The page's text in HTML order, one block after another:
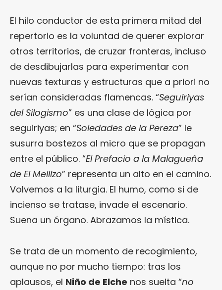
El hilo conductor de esta primera mitad del
repertorio es la voluntad de querer explorar
otros territorios, de cruzar fronteras, incluso
de desdibujarlas para experimentar con
nuevas texturas y estructuras que a priori no
serían consideradas flamencas. “Seguiriyas
del Silogismo” es una clase de lógica por
seguiriyas; en “Soledades de la Pereza” le
susurra bostezos al micro que se propagan
entre el público. “El Prefacio a la Malagueña
de El Mellizo” representa un alto en el camino.
Volvemos a la liturgia. El humo, como si de
incienso se tratase, invade el escenario.
Suena un órgano. Abrazamos la mística.
Se trata de un momento de recogimiento,
aunque no por mucho tiempo: tras los
aplausos, el Niño de Elche nos suelta “no